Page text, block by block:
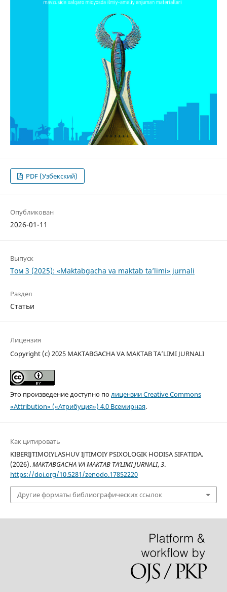
PDF (Узбекский)
Опубликован
2026-01-11
Выпуск
Том 3 (2025): «Maktabgacha va maktab ta’limi» jurnali
Раздел
Статьи
Лицензия
Copyright (c) 2025 MAKTABGACHA VA MAKTAB TA’LIMI JURNALI
Это произведение доступно полицензии Creative Commons
«Attribution» («Атрибуция») 4.0 Всемирная.
Как цитировать
KIBERIJTIMOIYLASHUV IJTIMOIY PSIXOLOGIK HODISA SIFATIDA.
(2026).MAKTABGACHA VA MAKTAB TA’LIMI JURNALI,3.
https://doi.org/10.5281/zenodo.17852220
Другие форматы библиографических ссылок